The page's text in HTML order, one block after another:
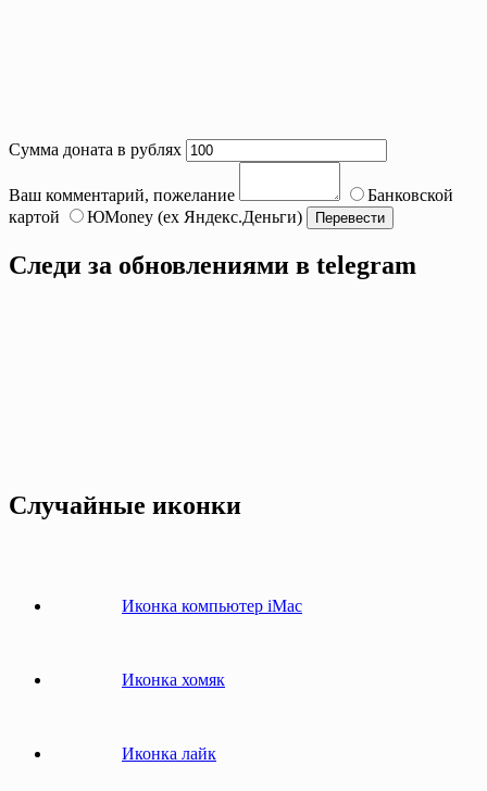
Сумма доната в рублях
Ваш комментарий, пожелание
Банковской
картой
ЮMoney (ex Яндекс.Деньги)
Следи за обновлениями в telegram
Случайные иконки
Иконка компьютер iMac
Иконка хомяк
Иконка лайк